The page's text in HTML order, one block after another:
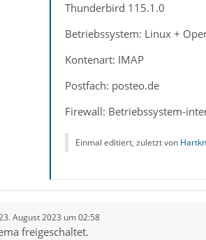
Thunderbird 115.1.0
Betriebssystem: Linux +
Kontenart: IMAP
Postfach: posteo.de
Firewall: Betriebssystem-
Einmal editiert, zuletzt von
August 2023 um 02:58
freigeschaltet.